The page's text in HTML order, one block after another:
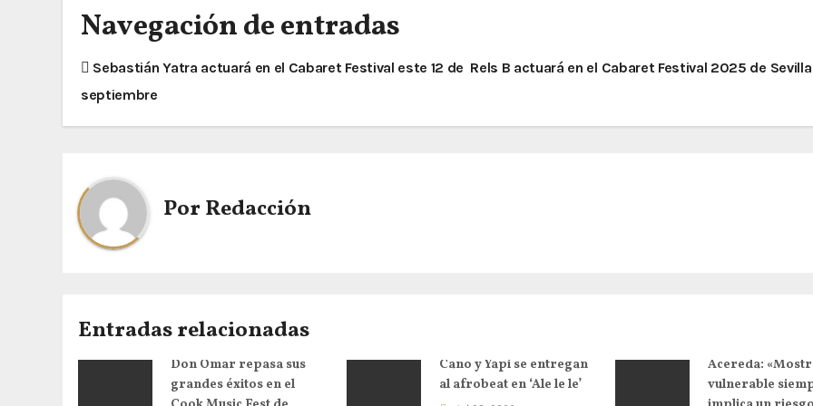
Navegación de entradas
Sebastián Yatra actuará en el Cabaret Festival este 12 de
septiembre
Rels B actuará en el Cabaret Festival 2025 de Sevilla
PorRedacción
Entradas relacionadas
Don Omar repasa sus
grandes éxitos en el
Cano y Yapi se entregan
al afrobeat en ‘Ale le le’
Acereda:
vulnerable